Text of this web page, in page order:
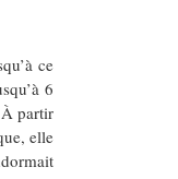
ce
6
partir
elle